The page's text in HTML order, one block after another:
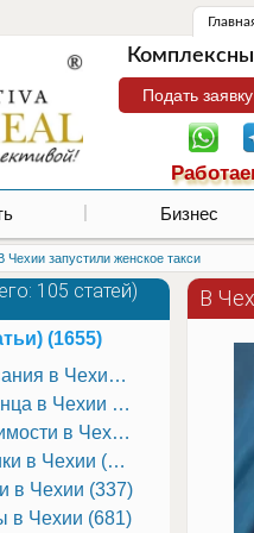
Подать
Бизнес
Чехии запустили женское такси
В
105 статей)
Новости иностранца в Чехии (223)
в Чехии (681)
Новости недвижимости в Чехии (337)
Новости образования в Чехии (251)
в Чехии (337)
(1655)
Новости экономики в Чехии (941)